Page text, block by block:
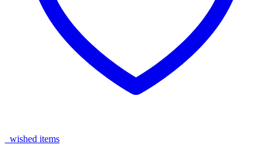
wished items